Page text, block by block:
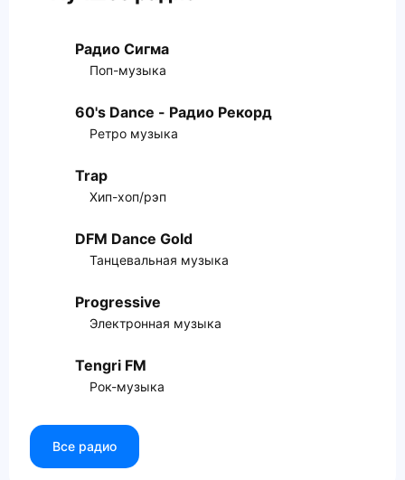
Радио Сигма
Поп-музыка
60's Dance - Радио Рекорд
Ретро музыка
Trap
Хип-хоп/рэп
DFM Dance Gold
Танцевальная музыка
Progressive
Электронная музыка
Tengri FM
Рок-музыка
Все радио